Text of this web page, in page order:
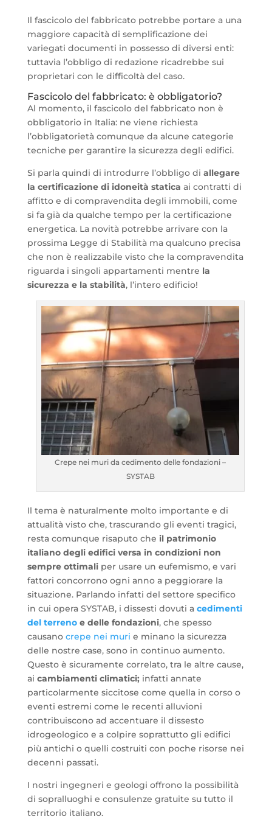
Il fascicolo del fabbricato potrebbe portare a una
maggiore capacità di semplificazione dei
variegati documenti in possesso di diversi enti:
tuttavia l’obbligo di redazione ricadrebbe sui
proprietari con le difficoltà del caso.
Fascicolo del fabbricato: è obbligatorio?
Al momento, il fascicolo del fabbricato non è
obbligatorio in Italia: ne viene richiesta
l’obbligatorietà comunque da alcune categorie
tecniche per garantire la sicurezza degli edifici.
Si parla quindi di introdurre l’obbligo di allegare
la certificazione di idoneità statica ai contratti di
affitto e di compravendita degli immobili, come
si fa già da qualche tempo per la certificazione
energetica. La novità potrebbe arrivare con la
prossima Legge di Stabilità ma qualcuno precisa
che non è realizzabile visto che la compravendita
riguarda i singoli appartamenti mentre la
sicurezza e la stabilità, l’intero edificio!
Crepe nei muri da cedimento delle fondazioni –
SYSTAB
Il tema è naturalmente molto importante e di
attualità visto che, trascurando gli eventi tragici,
resta comunque risaputo che il patrimonio
italiano degli edifici versa in condizioni non
sempre ottimaliper usare un eufemismo, e vari
fattori concorrono ogni anno a peggiorare la
situazione. Parlando infatti del settore specifico
in cui opera SYSTAB, i dissesti dovuti a cedimenti
del terrenoe delle fondazioni, che spesso
causano crepe nei muri e minano la sicurezza
delle nostre case, sono in continuo aumento.
Questo è sicuramente correlato, tra le altre cause,
ai cambiamenti climatici; infatti annate
particolarmente siccitose come quella in corso o
eventi estremi come le recenti alluvioni
contribuiscono ad accentuare il dissesto
idrogeologico e a colpire soprattutto gli edifici
più antichi o quelli costruiti con poche risorse nei
decenni passati.
I nostri ingegneri e geologi offrono la possibilità
di sopralluoghi e consulenze gratuite su tutto il
territorio italiano.